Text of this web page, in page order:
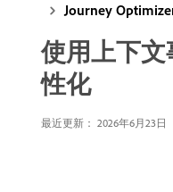
Journey
使用上下
性化
最近更新： 2026年6月23日